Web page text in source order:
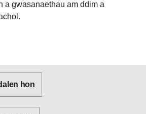
a gwasanaethau am ddim a
hon